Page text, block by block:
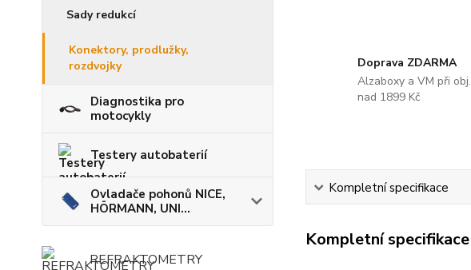
Sady redukcí
Konektory, prodlužky,
rozdvojky
Diagnostika pro
motocykly
Testery autobaterií
Ovladače pohonů NICE,
HÖRMANN, UNI...
REFRAKTOMETRY
Doprava ZDARMA
Alzaboxy a VM při obj.
nad 1899 Kč
Kompletní specifikace
Kompletní specifikace